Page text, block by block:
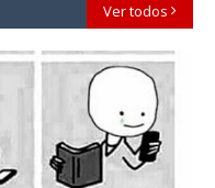
Ver todos